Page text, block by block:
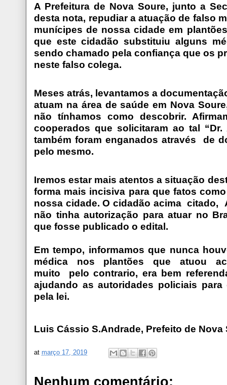
A Prefeitura de Nova Soure, junto a
desta nota, repudiar a atuação de falso
munícipes de nossa cidade em
que este cidadão substituiu alguns
sendo chamado pela confiança que os
neste falso colega.
Meses atrás, levantamos a
atuam na área de saúde em Nova
não tínhamos como descobrir.
cooperados que solicitaram ao tal
também foram enganados através de
pelo mesmo.
Iremos estar mais atentos a situação
forma mais incisiva para que fatos
nossa cidade. O cidadão acima citado,
não tinha autorização para atuar no
que fosse publicado o edital.
Em tempo, informamos que nunca
médica nos plantões que atuou
muito pelo contrario, era bem
ajudando as autoridades policiais
pela lei.
Luis Cássio S.Andrade, Prefeito de
at março 17, 2019
Nenhum comentário: